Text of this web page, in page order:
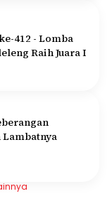
412 - Lomba
Raih Juara I